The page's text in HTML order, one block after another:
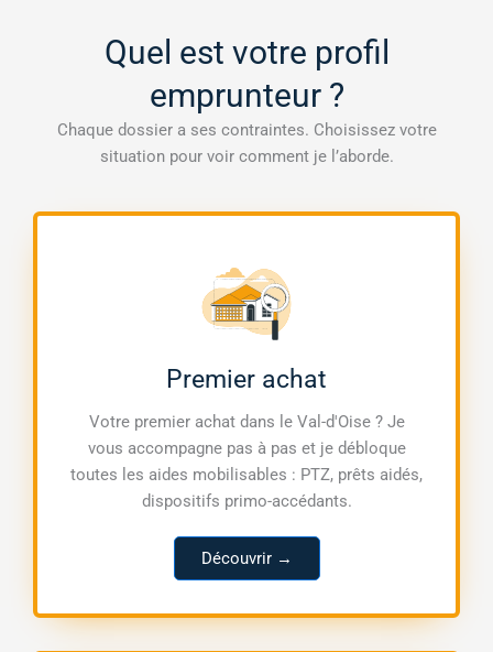
Quel est votre profil
emprunteur ?
Chaque dossier a ses contraintes. Choisissez votre
situation pour voir comment je l’aborde.
Premier achat
Votre premier achat dans le Val-d'Oise ? Je
vous accompagne pas à pas et je débloque
toutes les aides mobilisables : PTZ, prêts aidés,
dispositifs primo-accédants.
Découvrir →